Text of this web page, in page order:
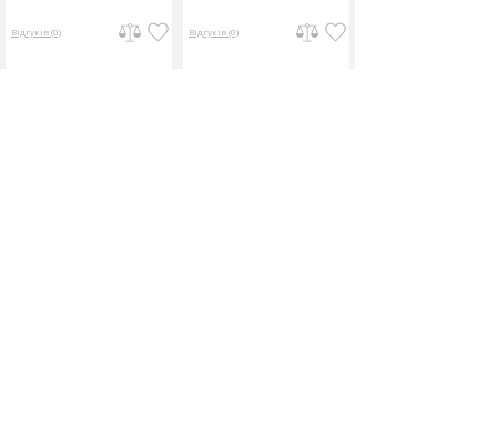
Відгуків (0) Відгуків (0)